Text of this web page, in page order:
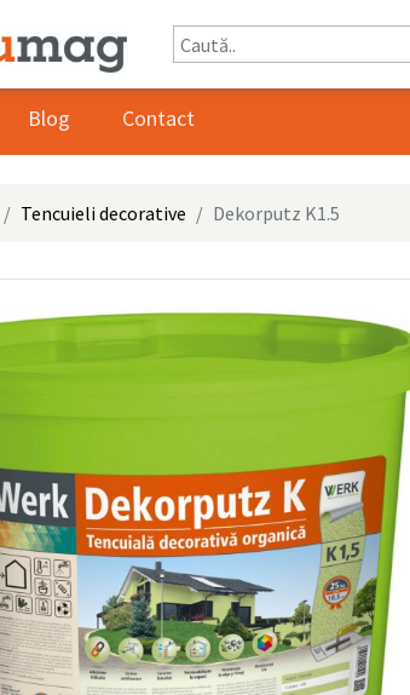
Blog Contact
Tencuieli decorative Dekorputz K1.5